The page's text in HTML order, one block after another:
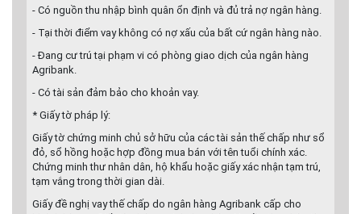
- Có nguồn thu nhập bình quân ổn định và đủ trả nợ ngân hàng.
- Tại thời điểm vay không có nợ xấu của bất cứ ngân hàng nào.
- Đang cư trú tại phạm vi có phòng giao dịch của ngân hàng
Agribank.
- Có tài sản đảm bảo cho khoản vay.
* Giấy tờ pháp lý:
Giấy tờ chứng minh chủ sở hữu của các tài sản thế chấp như sổ
đỏ, sổ hồng hoặc hợp đồng mua bán với tên tuổi chính xác.
Chứng minh thư nhân dân, hộ khẩu hoặc giấy xác nhận tạm trú,
tạm vắng trong thời gian dài.
Giấy đề nghị vay thế chấp do ngân hàng Agribank cấp cho